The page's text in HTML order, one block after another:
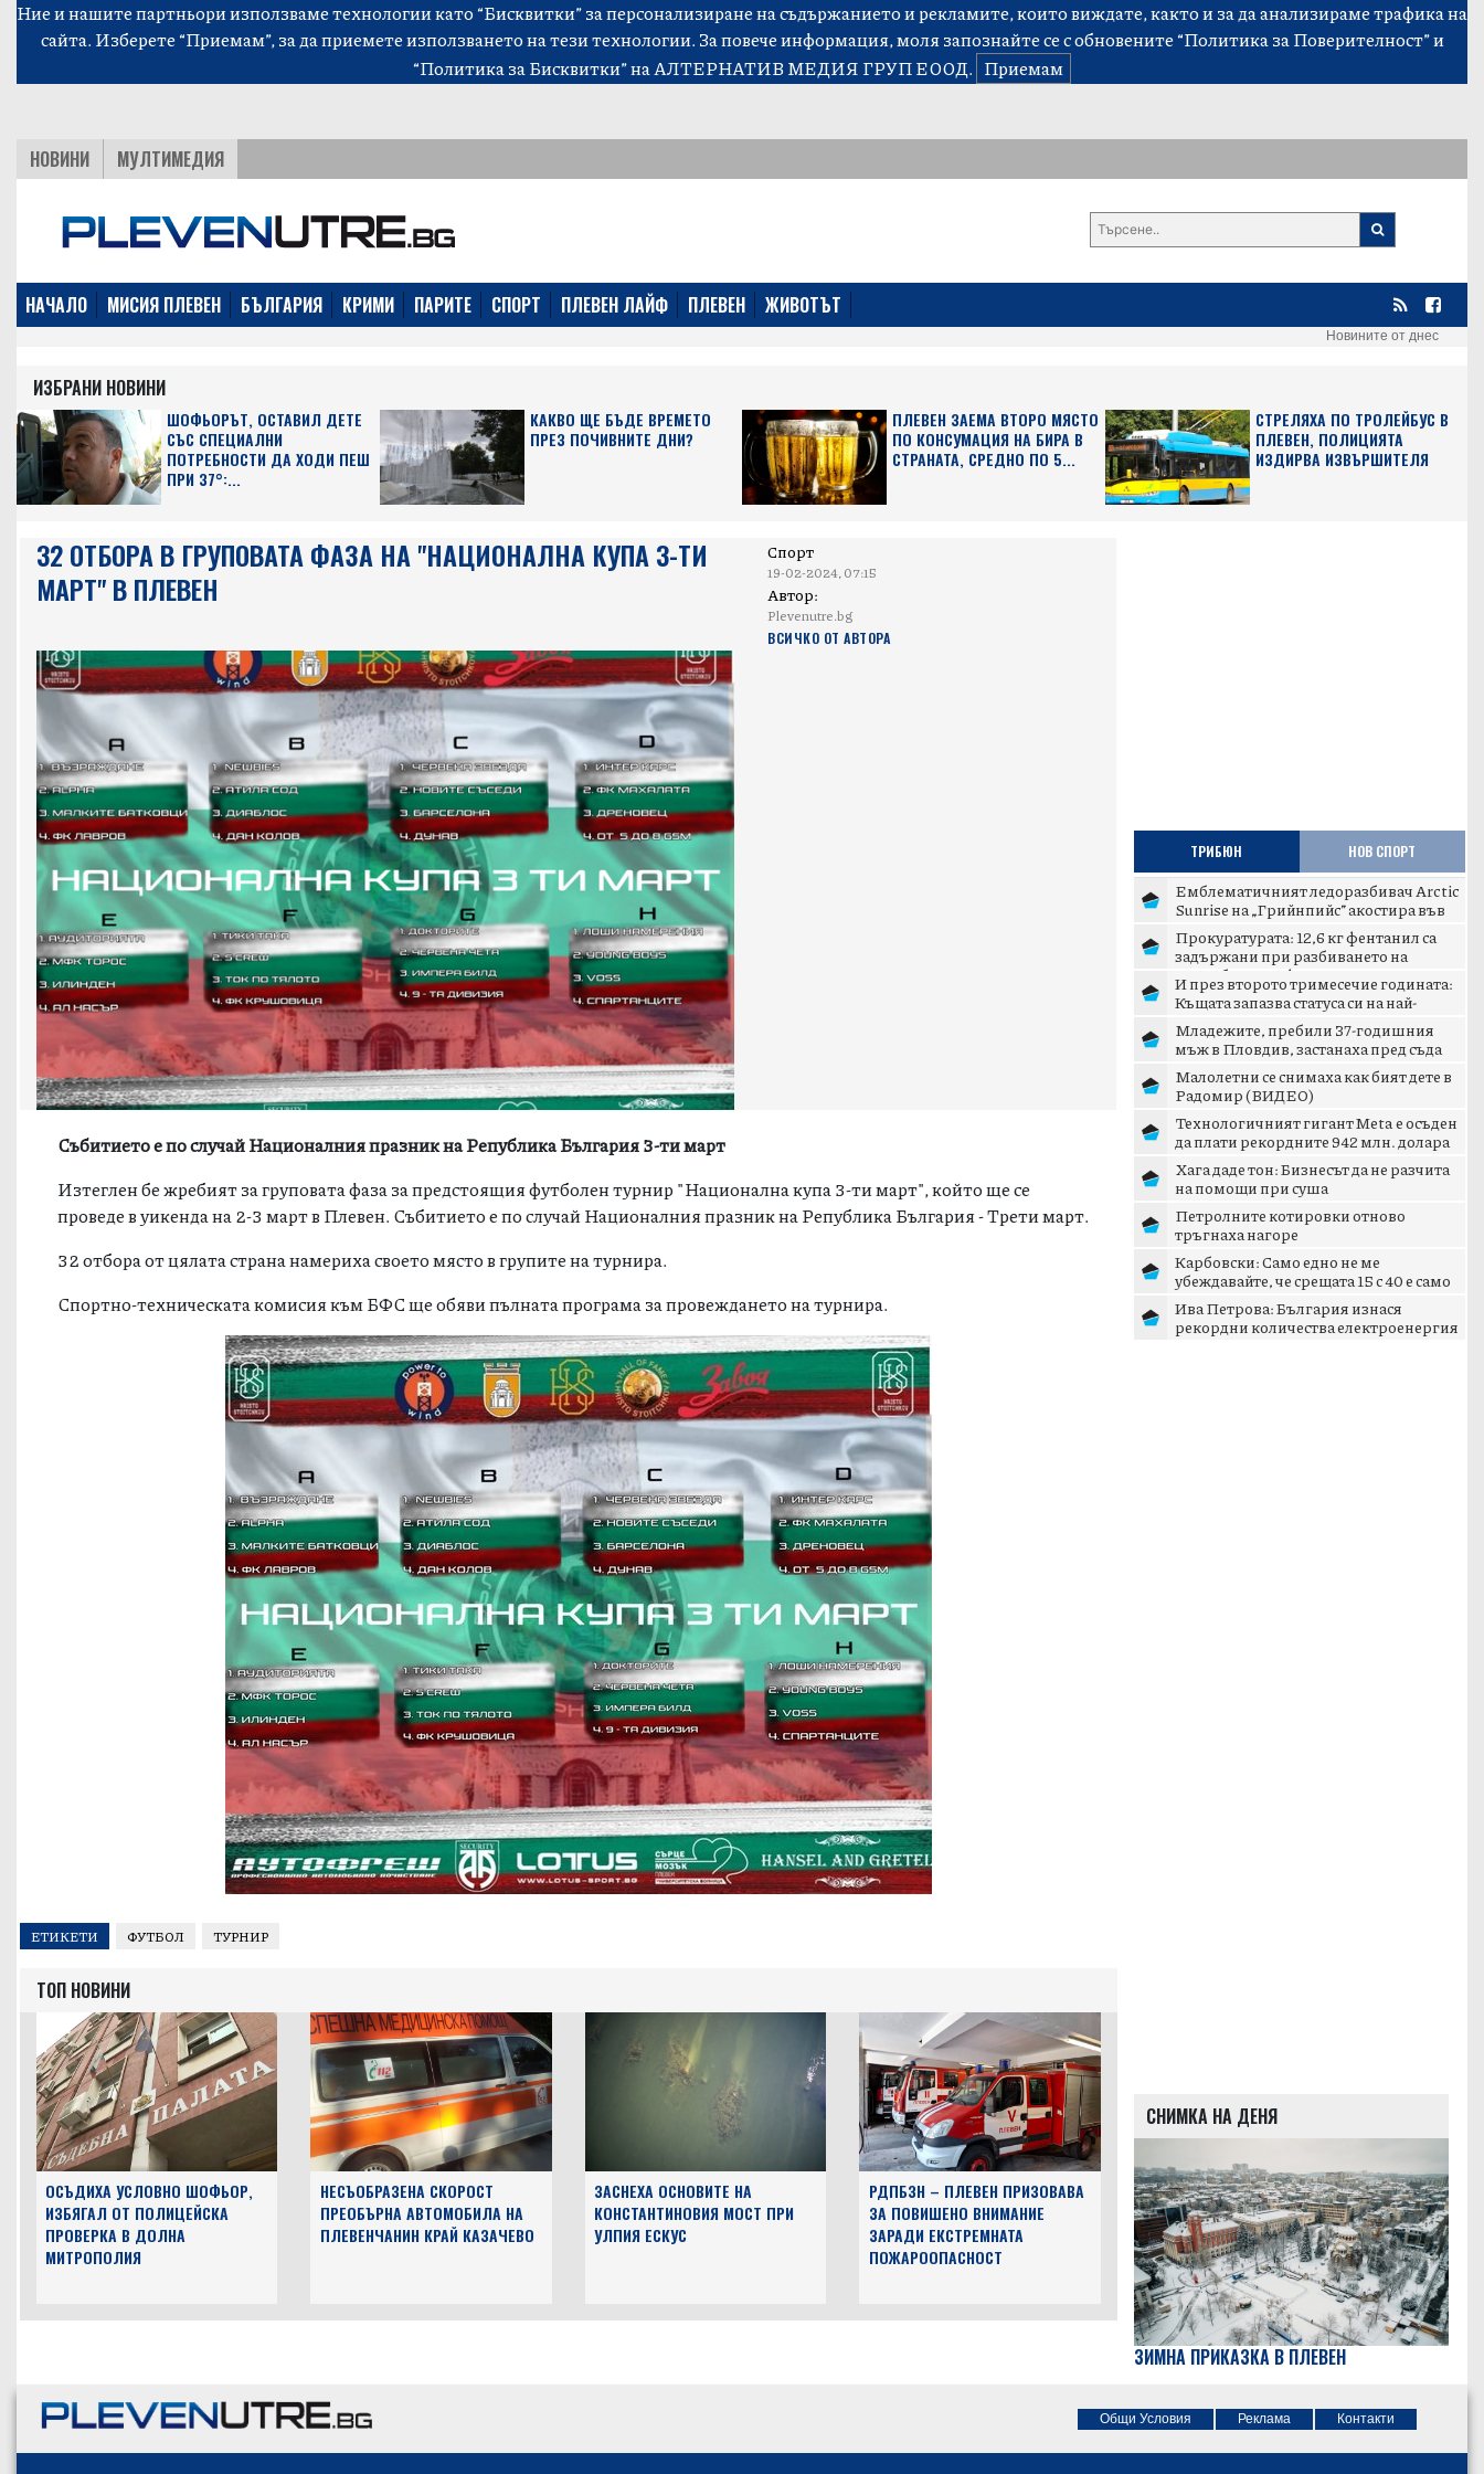
Ние и нашите партньори използваме технологии като “Бисквитки” за персонализиране на съдържанието и рекламите, които виждате, както и за да анализираме трафика на
сайта. Изберете “Приемам”, за да приемете използването на тези технологии. За повече информация, моля запознайте се с обновените“Политика за Поверителност”и
“Политика за Бисквитки”на АЛТЕРНАТИВ МЕДИЯ ГРУП ЕООД. Приемам
НОВИНИ МУЛТИМЕДИЯ
НАЧАЛО МИСИЯ ПЛЕВЕН БЪЛГАРИЯ КРИМИ ПАРИТЕ СПОРТ ПЛЕВЕН ЛАЙФ ПЛЕВЕН ЖИВОТЪТ
Новините от днес
ИЗБРАНИ НОВИНИ
ШОФЬОРЪТ, ОСТАВИЛ ДЕТЕ
СЪС СПЕЦИАЛНИ
ПОТРЕБНОСТИ ДА ХОДИ ПЕШ
ПРИ 37°:...
КАКВО ЩЕ БЪДЕ ВРЕМЕТО
ПРЕЗ ПОЧИВНИТЕ ДНИ?
ПЛЕВЕН ЗАЕМА ВТОРО МЯСТО
ПО КОНСУМАЦИЯ НА БИРА В
СТРАНАТА, СРЕДНО ПО 5...
СТРЕЛЯХА ПО ТРОЛЕЙБУС В
ПЛЕВЕН, ПОЛИЦИЯТА
ИЗДИРВА ИЗВЪРШИТЕЛЯ
32 ОТБОРА В ГРУПОВАТА ФАЗА НА "НАЦИОНАЛНА КУПА 3-ТИ
МАРТ" В ПЛЕВЕН
Спорт
19-02-2024, 07:15
Автор:
Plevenutre.bg
ВСИЧКО ОТ АВТОРА
Събитието е по случай Националния празник на Република България 3-ти март
Изтеглен бе жребият за груповата фаза за предстоящия футболен турнир "Национална купа 3-ти март", който ще се
проведе в уикенда нa 2-3 март в Плевен. Събитието е по случай Националния празник на Република България - Трети март.
32 отбора от цялата страна намериха своето място в групите на турнира.
Спортно-техническата комисия към БФС ще обяви пълната програма за провеждането на турнира.
ЕТИКЕТИ ФУТБОЛ ТУРНИР
ТОП НОВИНИ
ОСЪДИХА УСЛОВНО ШОФЬОР,
ИЗБЯГАЛ ОТ ПОЛИЦЕЙСКА
ПРОВЕРКА В ДОЛНА
МИТРОПОЛИЯ
НЕСЪОБРАЗЕНА СКОРОСТ
ПРЕОБЪРНА АВТОМОБИЛА НА
ПЛЕВЕНЧАНИН КРАЙ КАЗАЧЕВО
ЗАСНЕХА ОСНОВИТЕ НА
КОНСТАНТИНОВИЯ МОСТ ПРИ
УЛПИЯ ЕСКУС
РДПБЗН – ПЛЕВЕН ПРИЗОВАВА
ЗА ПОВИШЕНО ВНИМАНИЕ
ЗАРАДИ ЕКСТРЕМНАТА
ПОЖАРООПАСНОСТ
ТРИБЮН НОВ СПОРТ
Емблематичният ледоразбивач Arctic
Sunrise на „Грийнпийс” акостира във
Варна
Прокуратурата: 12,6 кг фентанил са
задържани при разбиването на
наркобаза в София
И през второто тримесечие годината:
Къщата запазва статуса си на най-
предпочитаното жилище...
Младежите, пребили 37-годишния
мъж в Пловдив, застанаха пред съда
Малолетни се снимаха как бият дете в
Радомир (ВИДЕО)
Технологичният гигант Meta е осъден
да плати рекордните 942 млн. долара
заради вредите вър...
Хага даде тон: Бизнесът да не разчита
на помощи при суша
Петролните котировки отново
тръгнаха нагоре
Карбовски: Само едно не ме
убеждавайте, че срещата 15 с 40 е само
среща
Ива Петрова: България изнася
рекордни количества електроенергия
СНИМКА НА ДЕНЯ
ЗИМНА ПРИКАЗКА В ПЛЕВЕН
Общи Условия Реклама Контакти